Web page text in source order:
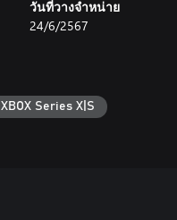
วันที่วางจำหน่าย
24/6/2567
XBOX Series X|S